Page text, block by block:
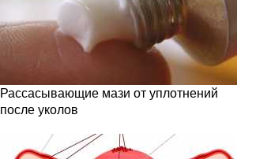
Рассасывающие мази от уплотнений
после уколов